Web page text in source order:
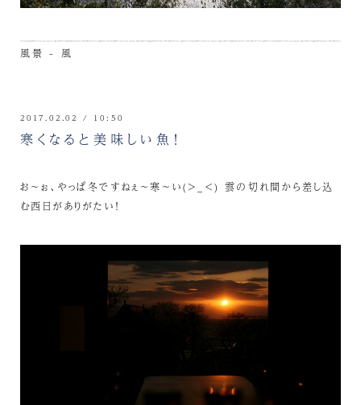
風景 - 風
2017.02.02 / 10:50
寒くなると美味しい魚！
お～ぉ、やっぱ冬ですねぇ～寒～い(>_<) 雲の切れ間から差し込
む西日がありがたい！